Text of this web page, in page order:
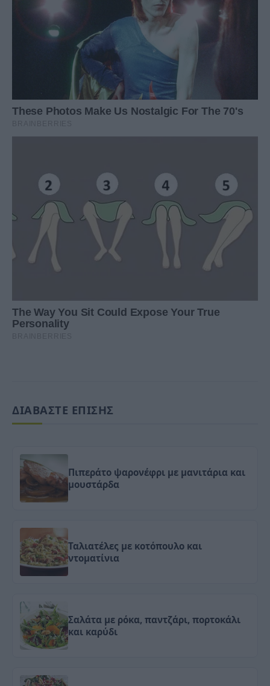
ΔΙΑΒΑΣΤΕ ΕΠΙΣΗΣ
Πιπεράτο ψαρονέφρι με μανιτάρια και
μουστάρδα
Ταλιατέλες με κοτόπουλο και
ντοματίνια
Σαλάτα με ρόκα, παντζάρι, πορτοκάλι
και καρύδι